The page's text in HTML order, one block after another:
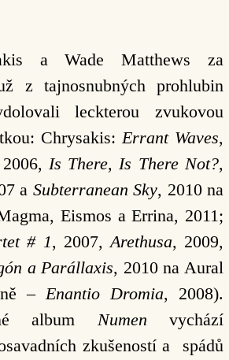
a Wade Matthews za
z tajnosnubných prohlubin
leckterou zvukovou
Chrysakis: Errant Waves,
Is There, Is There Not?,
a Subterranean Sky, 2010 na
Eismos a Errina, 2011;
# 1, 2007, Arethusa, 2009,
a Parállaxis, 2010 na Aural
– Enantio Dromia, 2008).
album Numen vychází
zkušeností a spádů